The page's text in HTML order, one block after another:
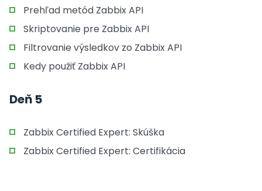
Prehľad metód Zabbix API
Skriptovanie pre Zabbix API
Filtrovanie výsledkov zo Zabbix API
Kedy použiť Zabbix API
Deň 5
Zabbix Certified Expert: Skúška
Zabbix Certified Expert: Certifikácia